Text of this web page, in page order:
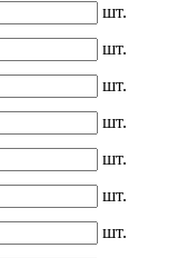
шт.
шт.
шт.
шт.
шт.
шт.
шт.